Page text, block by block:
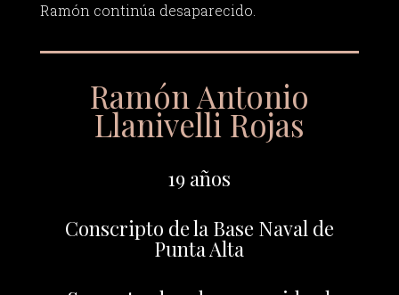
Ramón continúa desaparecido.
Ramón Antonio
Llanivelli Rojas
19 años
Conscripto de la Base Naval de
Punta Alta